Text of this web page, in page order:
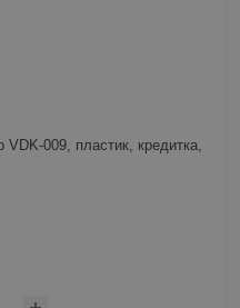
009, пластик, кредитка,